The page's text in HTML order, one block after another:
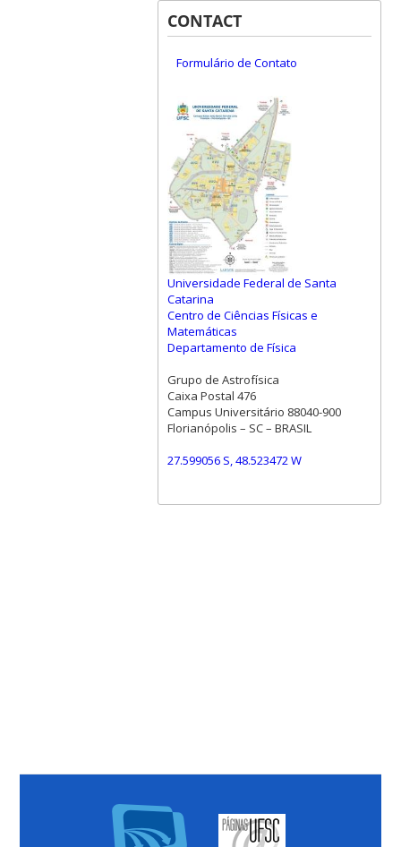
CONTACT
Formulário de Contato
Universidade Federal de Santa
Catarina
Centro de Ciências Físicas e
Matemáticas
Departamento de Física
Grupo de Astrofísica
Caixa Postal 476
Campus Universitário 88040-900
Florianópolis – SC – BRASIL
27.599056 S, 48.523472 W